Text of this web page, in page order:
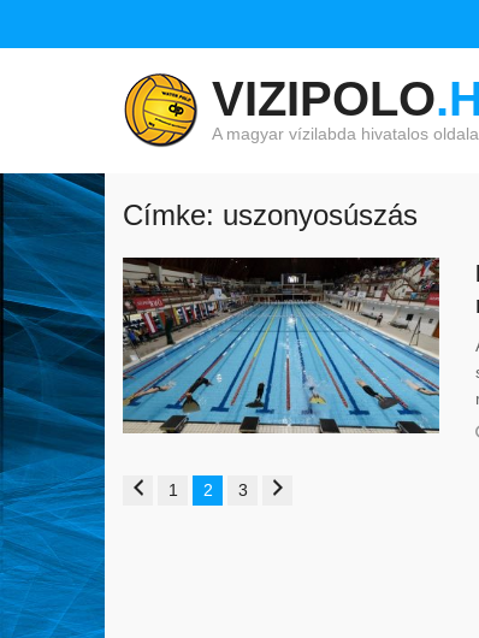
VIZIPOLO
A magyar vízilabda hivatalos
Címke: uszonyosúszás
1 2 3